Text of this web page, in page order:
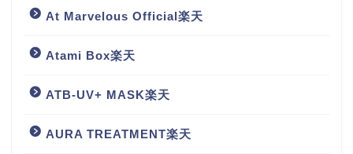
At Marvelous Official楽天
Atami Box楽天
ATB-UV+ MASK楽天
AURA TREATMENT楽天